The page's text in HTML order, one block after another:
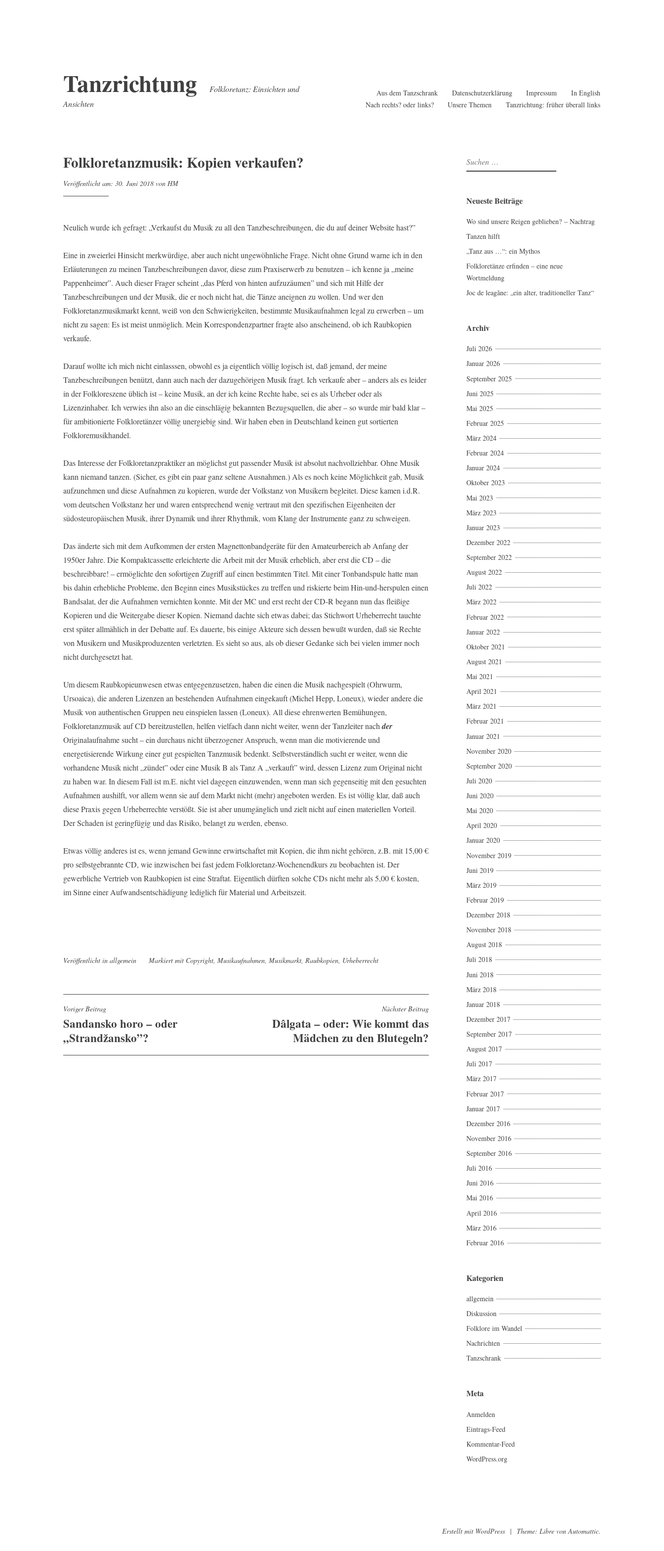
Inhalt
springen
Tanzrichtung
Folkloretanz: Einsichten und
Ansichten
Aus dem Tanzschrank Datenschutzerklärung Impressum
In English
Nach rechts? oder links?
Unsere Themen Tanzrichtung: früher überall links
Folkloretanzmusik: Kopien verkaufen?
Veröffentlicht am: 30. Juni 2018 von HM
Neulich wurde ich gefragt: „Verkaufst du Musik zu all den Tanzbeschreibungen, die du auf deiner Website hast?”
Eine in zweierlei Hinsicht merkwürdige, aber auch nicht ungewöhnliche Frage. Nicht ohne Grund warne ich in den
Erläuterungen zu meinen Tanzbeschreibungen davor, diese zum Praxiserwerb zu benutzen – ich kenne ja „meine
Pappenheimer”. Auch dieser Frager scheint „das Pferd von hinten aufzuzäumen” und sich mit Hilfe der
Tanzbeschreibungen und der Musik, die er noch nicht hat, die Tänze aneignen zu wollen. Und wer den
Folkloretanzmusikmarkt kennt, weiß von den Schwierigkeiten, bestimmte Musikaufnahmen legal zu erwerben – um
nicht zu sagen: Es ist meist unmöglich. Mein Korrespondenzpartner fragte also anscheinend, ob ich Raubkopien
verkaufe.
Darauf wollte ich mich nicht einlasssen, obwohl es ja eigentlich völlig logisch ist, daß jemand, der meine
Tanzbeschreibungen benützt, dann auch nach der dazugehörigen Musik fragt. Ich verkaufe aber – anders als es leider
in der Folkloreszene üblich ist – keine Musik, an der ich keine Rechte habe, sei es als Urheber oder als
Lizenzinhaber. Ich verwies ihn also an die einschlägig bekannten Bezugsquellen, die aber – so wurde mir bald klar –
für ambitionierte Folkloretänzer völlig unergiebig sind. Wir haben eben in Deutschland keinen gut sortierten
Folkloremusikhandel.
Das Interesse der Folkloretanzpraktiker an möglichst gut passender Musik ist absolut nachvollziehbar. Ohne Musik
kann niemand tanzen. (Sicher, es gibt ein paar ganz seltene Ausnahmen.) Als es noch keine Möglichkeit gab, Musik
aufzunehmen und diese Aufnahmen zu kopieren, wurde der Volkstanz von Musikern begleitet. Diese kamen i.d.R.
vom deutschen Volkstanz her und waren entsprechend wenig vertraut mit den spezifischen Eigenheiten der
südosteuropäischen Musik, ihrer Dynamik und ihrer Rhythmik, vom Klang der Instrumente ganz zu schweigen.
Das änderte sich mit dem Aufkommen der ersten Magnettonbandgeräte für den Amateurbereich ab Anfang der
1950er Jahre. Die Kompaktcassette erleichterte die Arbeit mit der Musik erheblich, aber erst die CD – die
beschreibbare! – ermöglichte den sofortigen Zugriff auf einen bestimmten Titel. Mit einer Tonbandspule hatte man
bis dahin erhebliche Probleme, den Beginn eines Musikstückes zu treffen und riskierte beim Hin-und-herspulen einen
Bandsalat, der die Aufnahmen vernichten konnte. Mit der MC und erst recht der CD-R begann nun das fleißige
Kopieren und die Weitergabe dieser Kopien. Niemand dachte sich etwas dabei; das Stichwort Urheberrecht tauchte
erst später allmählich in der Debatte auf. Es dauerte, bis einige Akteure sich dessen bewußt wurden, daß sie Rechte
von Musikern und Musikproduzenten verletzten. Es sieht so aus, als ob dieser Gedanke sich bei vielen immer noch
nicht durchgesetzt hat.
Um diesem Raubkopieunwesen etwas entgegenzusetzen, haben die einen die Musik nachgespielt (Ohrwurm,
Ursoaica), die anderen Lizenzen an bestehenden Aufnahmen eingekauft (Michel Hepp, Loneux), wieder andere die
Musik von authentischen Gruppen neu einspielen lassen (Loneux). All diese ehrenwerten Bemühungen,
Folkloretanzmusik auf CD bereitzustellen, helfen vielfach dann nicht weiter, wenn der Tanzleiter nachder
Originalaufnahme sucht – ein durchaus nicht überzogener Anspruch, wenn man die motivierende und
energetisierende Wirkung einer gut gespielten Tanzmusik bedenkt. Selbstverständlich sucht er weiter, wenn die
vorhandene Musik nicht „zündet” oder eine Musik B als Tanz A „verkauft” wird, dessen Lizenz zum Original nicht
zu haben war. In diesem Fall ist m.E. nicht viel dagegen einzuwenden, wenn man sich gegenseitig mit den gesuchten
Aufnahmen aushilft, vor allem wenn sie auf dem Markt nicht (mehr) angeboten werden. Es ist völlig klar, daß auch
diese Praxis gegen Urheberrechte verstößt. Sie ist aber unumgänglich und zielt nicht auf einen materiellen Vorteil.
Der Schaden ist geringfügig und das Risiko, belangt zu werden, ebenso.
Etwas völlig anderes ist es, wenn jemand Gewinne erwirtschaftet mit Kopien, die ihm nicht gehören, z.B. mit 15,00 €
pro selbstgebrannte CD, wie inzwischen bei fast jedem Folkloretanz-Wochenendkurs zu beobachten ist. Der
gewerbliche Vertrieb von Raubkopien ist eine Straftat. Eigentlich dürften solche CDs nicht mehr als 5,00 € kosten,
im Sinne einer Aufwandsentschädigung lediglich für Material und Arbeitszeit.
Veröffentlicht in allgemein Markiert mit Copyright, Musikaufnahmen, Musikmarkt, Raubkopien, Urheberrecht
Beitragsnavigation
Voriger Beitrag
Sandansko horo – oder
„Strandžansko”?
Nächster Beitrag
Dâlgata – oder: Wie kommt das
Mädchen zu den Blutegeln?
Suchen
nach:
Neueste Beiträge
Wo sind unsere Reigen geblieben? – Nachtrag
Tanzen hilft
„Tanz aus …“: ein Mythos
Folkloretänze erfinden – eine neue
Wortmeldung
Joc de leagăne: „ein alter, traditioneller Tanz“
Archiv
Juli 2026
Januar 2026
September 2025
Juni 2025
Mai 2025
Februar 2025
März 2024
Februar 2024
Januar 2024
Oktober 2023
Mai 2023
März 2023
Januar 2023
Dezember 2022
September 2022
August 2022
Juli 2022
März 2022
Februar 2022
Januar 2022
Oktober 2021
August 2021
Mai 2021
April 2021
März 2021
Februar 2021
Januar 2021
November 2020
September 2020
Juli 2020
Juni 2020
Mai 2020
April 2020
Januar 2020
November 2019
Juni 2019
März 2019
Februar 2019
Dezember 2018
November 2018
August 2018
Juli 2018
Juni 2018
März 2018
Januar 2018
Dezember 2017
September 2017
August 2017
Juli 2017
März 2017
Februar 2017
Januar 2017
Dezember 2016
November 2016
September 2016
Juli 2016
Juni 2016
Mai 2016
April 2016
März 2016
Februar 2016
Kategorien
allgemein
Diskussion
Folklore im Wandel
Nachrichten
Tanzschrank
Meta
Anmelden
Eintrags-Feed
Kommentar-Feed
WordPress.org
Erstellt mit WordPress | Theme: Libre vonAutomattic.